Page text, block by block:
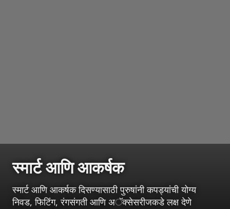
स्मार्ट आणि आकर्षक
स्मार्ट आणि आकर्षक दिसण्यासाठी पुरुषांनी कपड्यांची योग्य
निवड, फिटिंग, रंगसंगती आणि अॅक्सेसरीजकडे लक्ष देणे